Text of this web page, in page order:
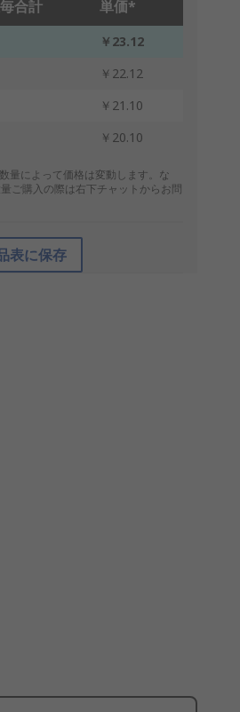
合計 単価*
￥23.12
￥22.12
￥21.10
￥20.10
量によって価格は変動します。な
ご購入の際は右下チャットからお問
表に保存